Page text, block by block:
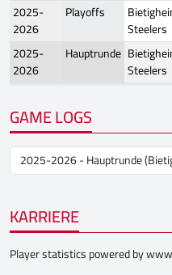
2025-
2026
Playoffs
Steelers
2025-
2026
Hauptrunde
Steelers
GAME LOGS
KARRIERE
Player statistics powered by